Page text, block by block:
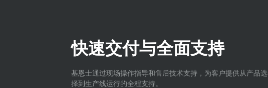
快速交付与全面支持
基恩士通过现场操作指导和售后技术支持，为客户提供从产品选
择到生产线运行的全程支持。